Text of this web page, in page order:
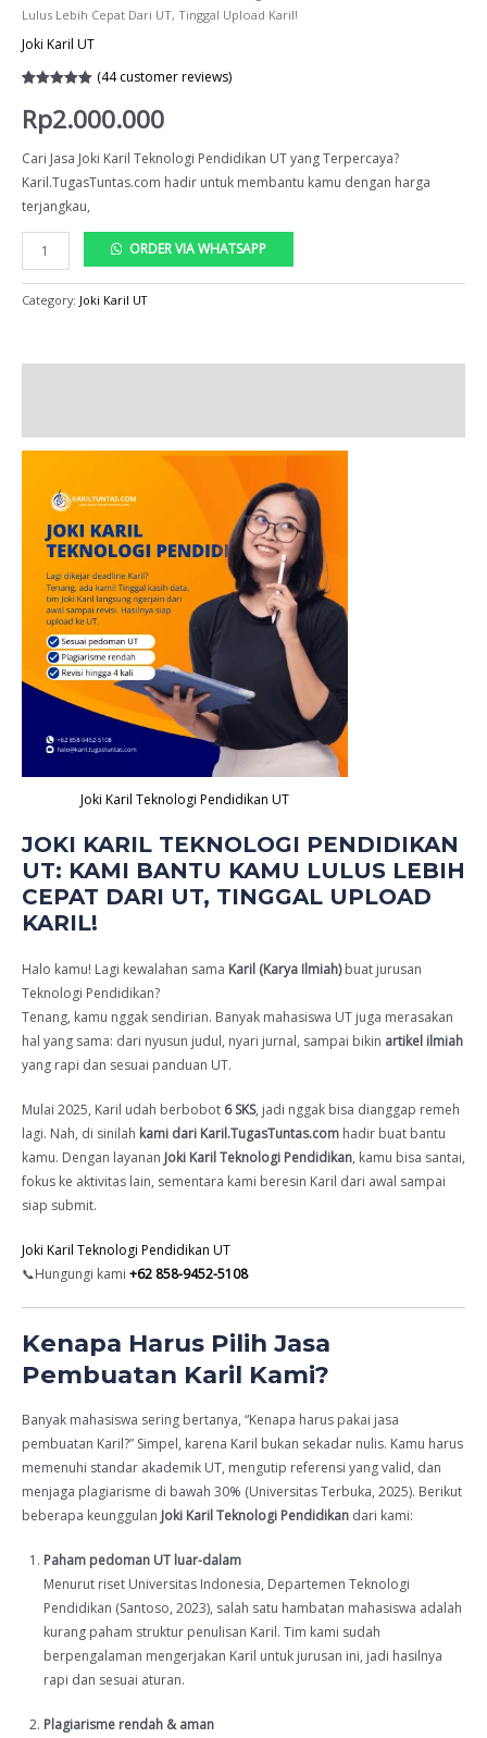
Lulus Lebih Cepat Dari UT, Tinggal Upload Karil!
Joki Karil UT
out of 5
based on
customer
(44customer reviews)
Rp2.000.000
Cari Jasa Joki Karil Teknologi Pendidikan UT yang Terpercaya?
Karil.TugasTuntas.com hadir untuk membantu kamu dengan harga
terjangkau,
Karil
Teknologi
Pendidikan
Kami
Lulus
Tinggal
Upload
Karil!
quantity
ORDER VIA WHATSAPP
Category: Joki Karil UT
Joki Karil Teknologi Pendidikan UT
JOKI KARIL TEKNOLOGI PENDIDIKAN
UT: KAMI BANTU KAMU LULUS LEBIH
CEPAT DARI UT, TINGGAL UPLOAD
KARIL!
Halo kamu! Lagi kewalahan sama Karil (Karya Ilmiah)buat jurusan
Teknologi Pendidikan?
Tenang, kamu nggak sendirian. Banyak mahasiswa UT juga merasakan
hal yang sama: dari nyusun judul, nyari jurnal, sampai bikin artikel ilmiah
yang rapi dan sesuai panduan UT.
Mulai 2025, Karil udah berbobot 6 SKS, jadi nggak bisa dianggap remeh
lagi. Nah, di sinilah kami dari Karil.TugasTuntas.com hadir buat bantu
kamu. Dengan layanan Joki Karil Teknologi Pendidikan, kamu bisa santai,
fokus ke aktivitas lain, sementara kami beresin Karil dari awal sampai
siap submit.
Joki Karil Teknologi Pendidikan UT
📞Hungungi kami +62 858-9452-5108
Kenapa Harus Pilih Jasa
Pembuatan Karil Kami?
Banyak mahasiswa sering bertanya, “Kenapa harus pakai jasa
pembuatan Karil?” Simpel, karena Karil bukan sekadar nulis. Kamu harus
memenuhi standar akademik UT, mengutip referensi yang valid, dan
menjaga plagiarisme di bawah 30% (Universitas Terbuka, 2025). Berikut
beberapa keunggulan Joki Karil Teknologi Pendidikan dari kami:
Paham pedoman UT luar-dalam
Menurut riset Universitas Indonesia, Departemen Teknologi
Pendidikan (Santoso, 2023), salah satu hambatan mahasiswa adalah
kurang paham struktur penulisan Karil. Tim kami sudah
berpengalaman mengerjakan Karil untuk jurusan ini, jadi hasilnya
rapi dan sesuai aturan.
Plagiarisme rendah & aman